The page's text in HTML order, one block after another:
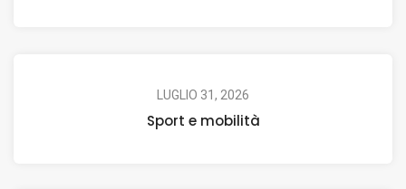
LUGLIO 31, 2026
Sport e mobilità